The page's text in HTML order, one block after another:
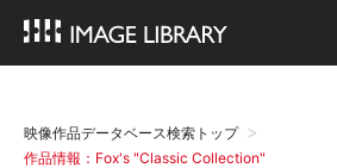
映像作品データベース検索トップ
作品情報：Fox's "Classic Collection"